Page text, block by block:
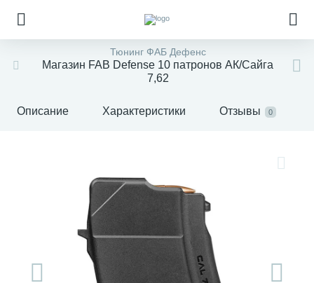
Тюнинг ФАБ Дефенс
Магазин FAB Defense 10 патронов АК/Сайга
7,62
Описание Характеристики Отзывы 0